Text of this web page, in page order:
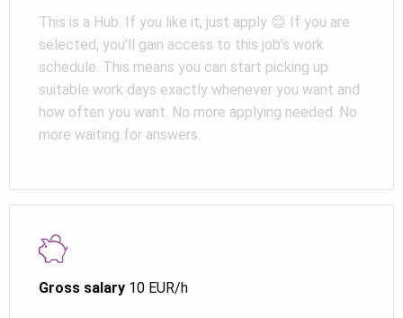
Gross salary 10 EUR/h
This is a Hub. If you like it, just apply 😊 If you are
selected, you’ll gain access to this job’s work
schedule. This means you can start picking up
suitable work days exactly whenever you want and
how often you want. No more applying needed. No
more waiting for answers.